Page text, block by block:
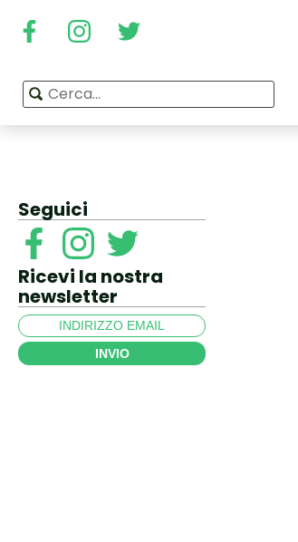
Seguici
Ricevi la nostra
newsletter
INVIO